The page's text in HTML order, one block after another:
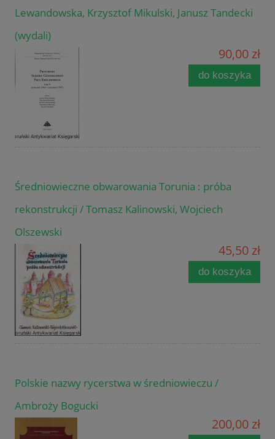
Lewandowska, Krzysztof Mikulski, Janusz Tandecki
(wydali)
90,00 zł
do koszyka
Średniowieczne obwarowania Torunia : próba
rekonstrukcji / Tomasz Kalinowski, Wojciech
Olszewski
45,50 zł
do koszyka
Polskie nazwy rycerstwa w średniowieczu /
Ambroży Bogucki
200,00 zł